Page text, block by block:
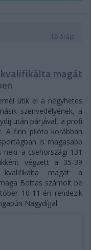
19 órája
magát
ütik el a négyhetes
szenvedélyének, a
után párjával, a profi
A finn pilóta korábban
is magasabb
a csehországi 131
végzett a 35-39
kvalifikálta magát a
Bottas számolt be
10-11-én rendezik
Nagydíjjal.